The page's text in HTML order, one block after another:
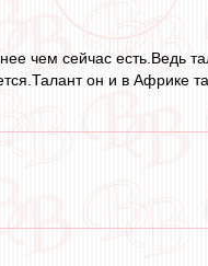
чем сейчас есть.Ведь
он и в Африке